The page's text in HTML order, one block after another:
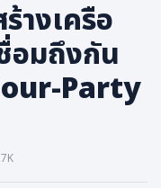
างเครือ
อมถึงกัน
Party